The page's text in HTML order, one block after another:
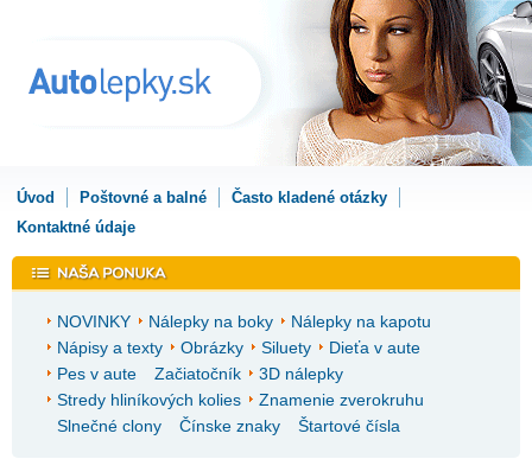
Úvod Poštovné a balné
Často kladené otázky
Kontaktné údaje
NOVINKY Nálepky na boky
Nálepky na kapotu
Nápisy a texty
Obrázky Siluety
Dieťa v aute
Pes v aute
Začiatočník
3D nálepky
Stredy hliníkových kolies
Znamenie zverokruhu
Slnečné clony
Čínske znaky Štartové čísla